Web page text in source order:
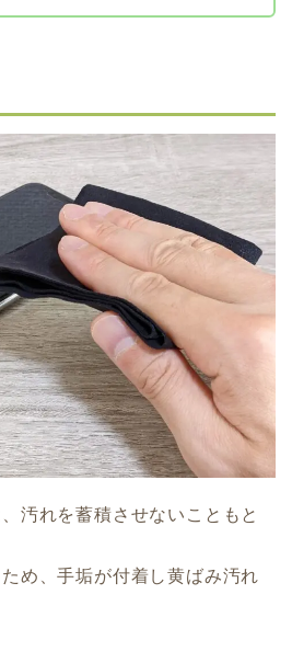
汚れを蓄積させないこともと
め、手垢が付着し黄ばみ汚れ